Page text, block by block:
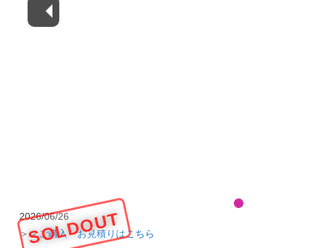
SOLDOUT
2026/06/26
＞＞ご購入・お見積りはこちら